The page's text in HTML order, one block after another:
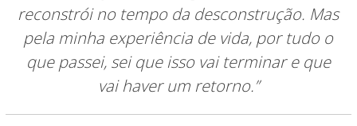
reconstrói no tempo da desconstrução. Mas
pela minha experiência de vida, por tudo o
que passei, sei que isso vai terminar e que
vai haver um retorno.”